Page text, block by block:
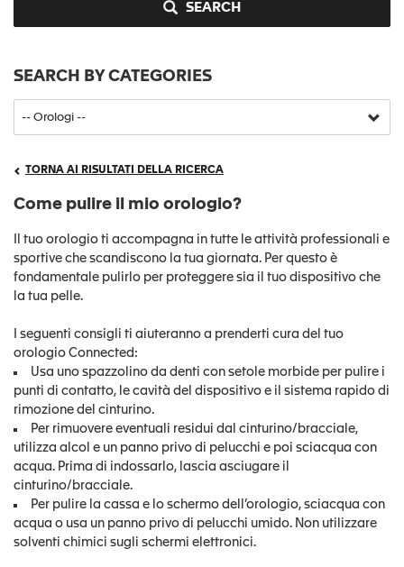
SEARCH
SEARCH BY CATEGORIES
TORNA AI RISULTATI DELLA RICERCA
Come pulire il mio orologio?
Il tuo orologio ti accompagna in tutte le attività professionali e
sportive che scandiscono la tua giornata. Per questo è
fondamentale pulirlo per proteggere sia il tuo dispositivo che
la tua pelle.
I seguenti consigli ti aiuteranno a prenderti cura del tuo
orologio Connected:
Usa uno spazzolino da denti con setole morbide per pulire i
punti di contatto, le cavità del dispositivo e il sistema rapido di
rimozione del cinturino.
Per rimuovere eventuali residui dal cinturino/bracciale,
utilizza alcol e un panno privo di pelucchi e poi sciacqua con
acqua. Prima di indossarlo, lascia asciugare il
cinturino/bracciale.
Per pulire la cassa e lo schermo dell’orologio, sciacqua con
acqua o usa un panno privo di pelucchi umido. Non utilizzare
solventi chimici sugli schermi elettronici.